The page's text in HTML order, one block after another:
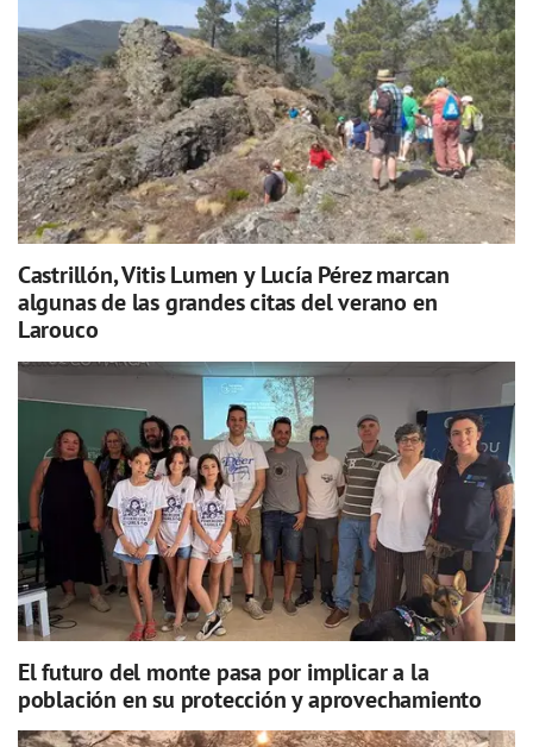
Castrillón, Vitis Lumen y Lucía Pérez marcan
algunas de las grandes citas del verano en
Larouco
El futuro del monte pasa por implicar a la
población en su protección y aprovechamiento